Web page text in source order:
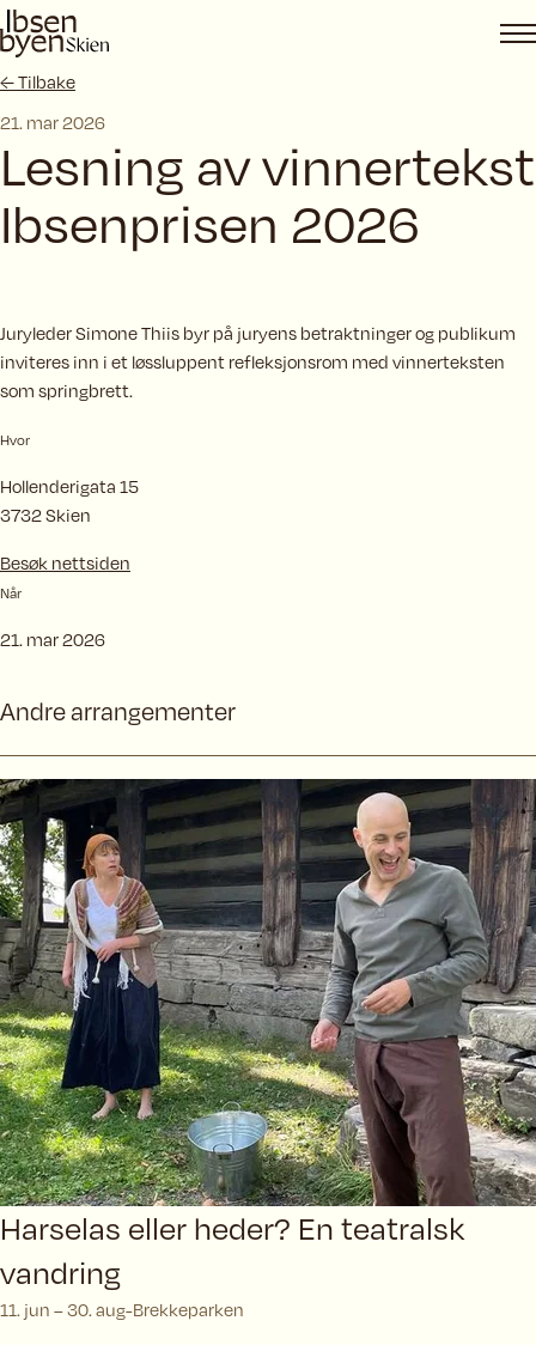
Hopp
til
innhold
← Tilbake
21. mar 2026
Lesning av vinnertekst
Ibsenprisen 2026
Juryleder Simone Thiis byr på juryens betraktninger og publikum
inviteres inn i et løssluppent refleksjonsrom med vinnerteksten
som springbrett.
Hvor
Hollenderigata 15
3732 Skien
Besøk nettsiden
Når
21. mar 2026
Andrearrangementer
Harselas eller heder? En teatralsk
vandring
11. jun – 30. aug Brekkeparken